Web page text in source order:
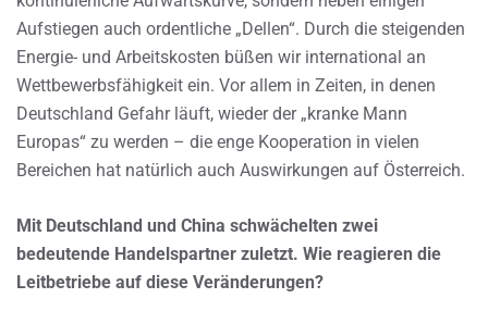
Aufstiegen auch ordentliche „Dellen“. Durch die steigenden
Energie- und Arbeitskosten büßen wir international an
Wettbewerbsfähigkeit ein. Vor allem in Zeiten, in denen
Deutschland Gefahr läuft, wieder der „kranke Mann
Europas“ zu werden – die enge Kooperation in vielen
Bereichen hat natürlich auch Auswirkungen auf Österreich.
Mit Deutschland und China schwächelten zwei
bedeutende Handelspartner zuletzt. Wie reagieren die
Leitbetriebe auf diese Veränderungen?